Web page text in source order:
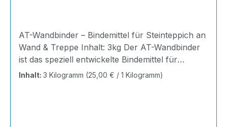
AT-Wandbinder – Bindemittel für Steinteppich an
Wand & Treppe Inhalt: 3kg Der AT-Wandbinder
ist das speziell entwickelte Bindemittel für
Steinteppiche in vertikalen Bereichen – Wände,
Inhalt: 3 Kilogramm (25,00 € / 1 Kilogramm)